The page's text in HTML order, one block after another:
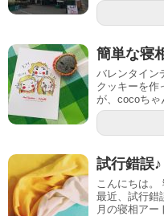
簡単な寝
バレンタイン
クッキーを作
が、cocoちゃ
試行錯誤♪
こんにちは。
最近、試行錯
月の寝相アー